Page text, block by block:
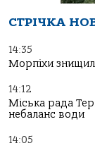
СТРІЧКА
14:35
Морпіхи
14:12
Міська рада
небаланс води
14:05